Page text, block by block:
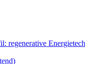
regenerative